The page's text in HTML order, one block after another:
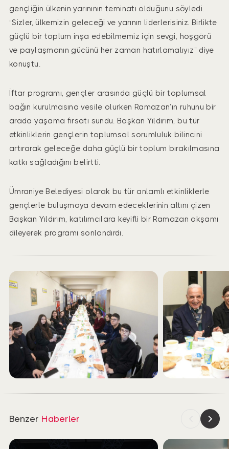
gençliğin ülkenin yarınının teminatı olduğunu söyledi.
“Sizler, ülkemizin geleceği ve yarının liderlerisiniz. Birlikte
güçlü bir toplum inşa edebilmemiz için sevgi, hoşgörü
ve paylaşmanın gücünü her zaman hatırlamalıyız” diye
konuştu.
İftar programı, gençler arasında güçlü bir toplumsal
bağın kurulmasına vesile olurken Ramazan’ın ruhunu bir
arada yaşama fırsatı sundu. Başkan Yıldırım, bu tür
etkinliklerin gençlerin toplumsal sorumluluk bilincini
artırarak geleceğe daha güçlü bir toplum bırakılmasına
katkı sağladığını belirtti.
Ümraniye Belediyesi olarak bu tür anlamlı etkinliklerle
gençlerle buluşmaya devam edeceklerinin altını çizen
Başkan Yıldırım, katılımcılara keyifli bir Ramazan akşamı
dileyerek programı sonlandırdı.
Benzer Haberler